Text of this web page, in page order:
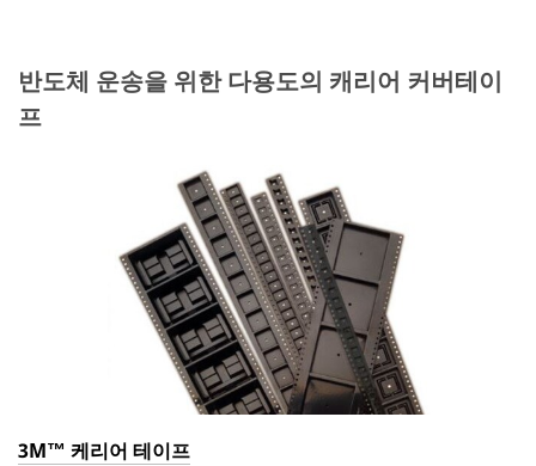
반도체 운송을 위한 다용도의 캐리어 커버테이
프
3M™ 케리어 테이프